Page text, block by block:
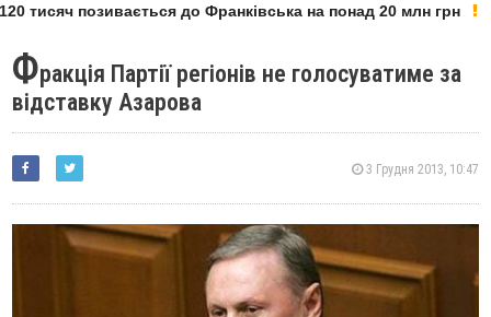
тисяч позивається до Франківська на понад 20 млн грн
Фракція Партії регіонів не голосуватиме за
відставку Азарова
3 Грудня 2013, 10:47